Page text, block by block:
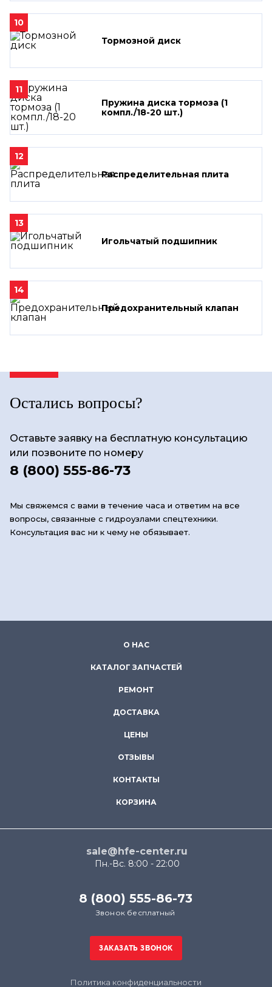
10
Тормозной диск
11
Пружина диска тормоза (1
компл./18-20 шт.)
12
Распределительная плита
13
Игольчатый подшипник
14
Предохранительный клапан
Остались вопросы?
Оставьте заявку на бесплатную консультацию
или позвоните по номеру
8 (800) 555-86-73
Мы свяжемся с вами в течение часа и ответим на все
вопросы, связанные с гидроузлами спецтехники.
Консультация вас ни к чему не обязывает.
О НАС
КАТАЛОГ ЗАПЧАСТЕЙ
РЕМОНТ
ДОСТАВКА
ЦЕНЫ
ОТЗЫВЫ
КОНТАКТЫ
КОРЗИНА
sale@hfe-center.ru
Пн.-Вс. 8:00 - 22:00
8 (800) 555-86-73
Звонок бесплатный
Политика конфиденциальности